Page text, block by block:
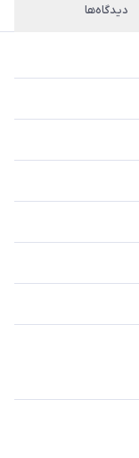
دیدگاه‌ها